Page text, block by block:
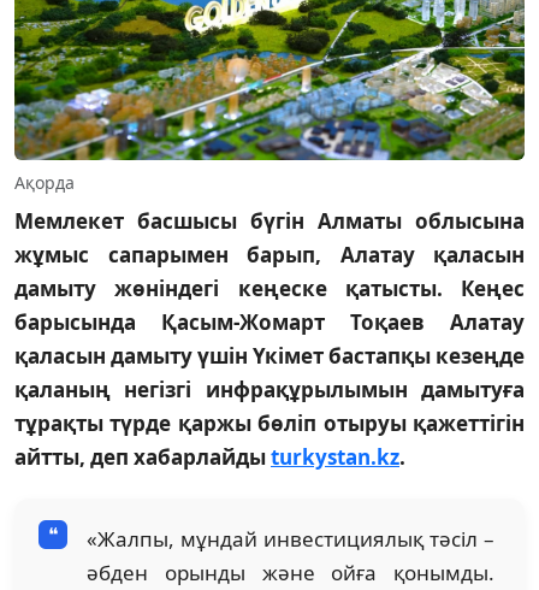
Ақорда
Мемлекет басшысы бүгін Алматы облысына
жұмыс сапарымен барып, Алатау қаласын
дамыту жөніндегі кеңеске қатысты. Кеңес
барысында Қасым-Жомарт Тоқаев Алатау
қаласын дамыту үшін Үкімет бастапқы кезеңде
қаланың негізгі инфрақұрылымын дамытуға
тұрақты түрде қаржы бөліп отыруы қажеттігін
айтты, деп хабарлайдыturkystan.kz.
«Жалпы, мұндай инвестициялық тәсіл –
әбден орынды және ойға қонымды.